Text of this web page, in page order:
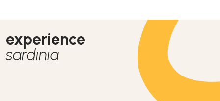
experience
sardinia